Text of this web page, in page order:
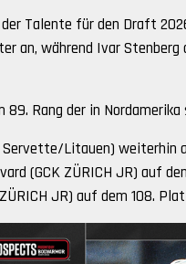
Talente für den Draft
an, während Ivar
Rang der in Nordamerika
Servette/Litauen) weiterhin
(GCK ZÜRICH JR) auf
JR) auf dem 108.